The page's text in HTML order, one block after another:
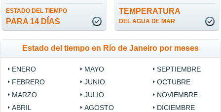
ESTADO DEL TIEMPO
PARA 14 DÍAS
TEMPERATURA
DEL AGUA DE MAR
Estado del tiempo en Río de Janeiro por meses
ENERO
FEBRERO
MARZO
ABRIL
MAYO
JUNIO
JULIO
AGOSTO
SEPTIEMBRE
OCTUBRE
NOVIEMBRE
DICIEMBRE